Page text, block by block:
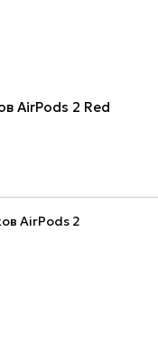
AirPods 2 Red